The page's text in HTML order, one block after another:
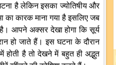
है लेकिन इसका ज्योतिषीय और
का कारक माना गया है इसलिए जब
आपने अक्सर देखा होगा कि सूर्य
हो जाते हैं। इस घटना के दौरान
है तो देखने में बहुत ही अद्भुत